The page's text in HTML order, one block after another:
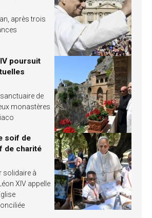
après trois
poursuit
de
monastères
soif de
de charité
solidaire à
XIV appelle